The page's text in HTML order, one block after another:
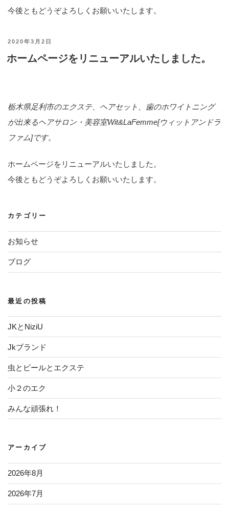
今後ともどうぞよろしくお願いいたします。
投
稿
2020年3月2日
ホームページをリニューアルいたしました。
栃木県足利市のエクステ、ヘアセット、歯のホワイトニング
が出来るヘアサロン・美容室Wit&LaFemme[ウィットアンドラ
ファム]です。
ホームページをリニューアルいたしました。
今後ともどうぞよろしくお願いいたします。
カテゴリー
お知らせ
ブログ
最近の投稿
JKとNiziU
Jkブランド
虫とビールとエクステ
小２のエク
みんな頑張れ！
アーカイブ
2026年8月
2026年7月